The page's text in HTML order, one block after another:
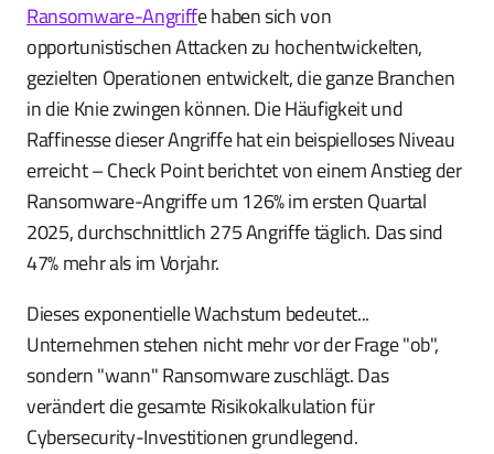
Ransomware-Angriffe haben sich von
opportunistischen Attacken zu hochentwickelten,
gezielten Operationen entwickelt, die ganze Branchen
in die Knie zwingen können. Die Häufigkeit und
Raffinesse dieser Angriffe hat ein beispielloses Niveau
erreicht – Check Point berichtet von einem Anstieg der
Ransomware-Angriffe um 126% im ersten Quartal
2025, durchschnittlich 275 Angriffe täglich. Das sind
47% mehr als im Vorjahr.
Dieses exponentielle Wachstum bedeutet...
Unternehmen stehen nicht mehr vor der Frage "ob",
sondern "wann" Ransomware zuschlägt. Das
verändert die gesamte Risikokalkulation für
Cybersecurity-Investitionen grundlegend.